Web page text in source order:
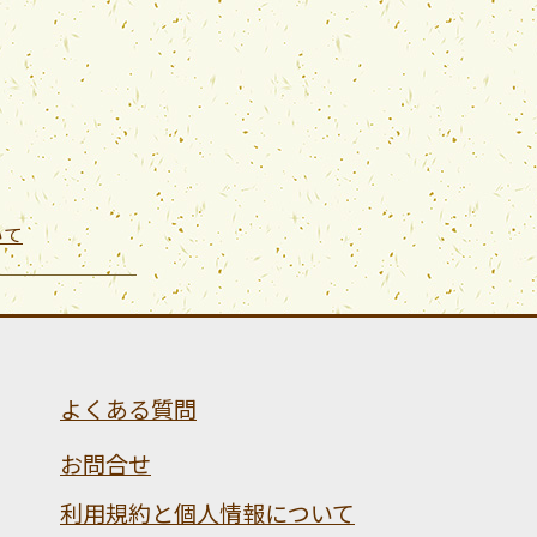
よくある質問
お問合せ
利用規約と個人情報について